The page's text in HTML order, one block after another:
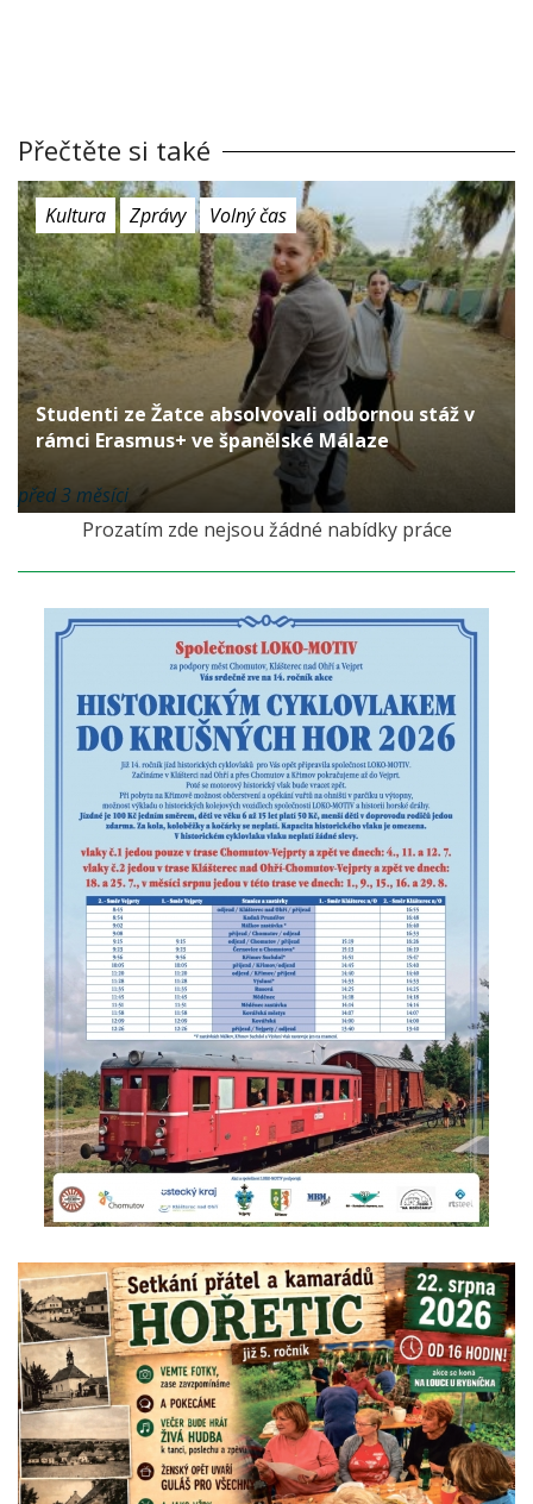
Přečtěte si také
Kultura Zprávy Volný čas
Studenti ze Žatce absolvovali odbornou stáž v
rámci Erasmus+ ve španělské Málaze
před 3 měsíci
Prozatím zde nejsou žádné nabídky práce